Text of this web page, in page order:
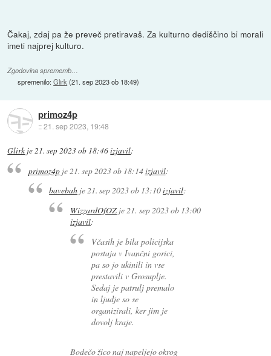
Čakaj, zdaj pa že preveč pretiravaš. Za kulturno dediščino bi morali
imeti najprej kulturo.
Zgodovina sprememb…
spremenilo:Glirk(21. sep 2023 ob 18:49)
primoz4p
::21. sep 2023, 19:48
Glirk je21. sep 2023 ob 18:46izjavil:
primoz4pje 21. sep 2023 ob 18:14izjavil:
bavebah je21. sep 2023 ob 13:10izjavil:
WizzardOfOZje21. sep 2023 ob 13:00
izjavil:
Včasih je bila policijska
postaja v Ivančni gorici,
pa so jo ukinili in vse
prestavili v Grosuplje.
Sedaj je patrulj premalo
in ljudje so se
organizirali, ker jim je
dovolj kraje.
Bodečo žico naj napeljejo okrog